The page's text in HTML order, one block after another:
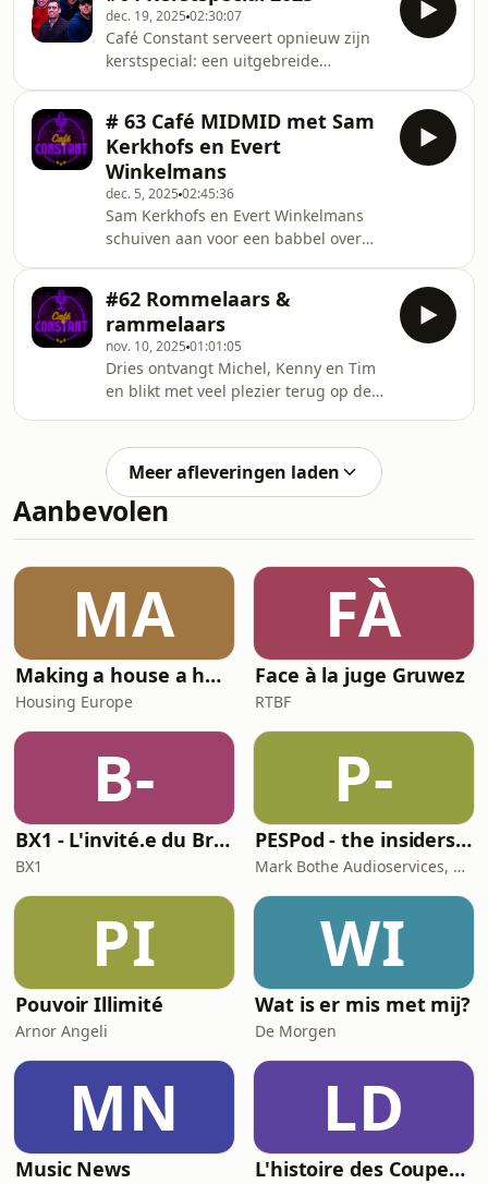
tactische knopen die Anderlecht moet
doorhakken. Michel Wuyts eert de
afscheidnemende Matias Suarez zoals
alleen hij dat kan. En Mark De Man
toont enkele legendarische shirts uit
zijn privécollectie.
dec. 19, 2025 02:30:07
Café Constant serveert opnieuw zijn
kerstspecial: een uitgebreide
daartussenin. Met Jorn Van Camp,
Michel Wuyts en Kenny De Vogelaere
in de zetel. Voor wie het voetbal ook
tijdens de feestdagen niet loslaat.
# 63 Café MIDMID met Sam
Kerkhofs en Evert
Winkelmans
dec. 5, 2025 02:45:36
Sam Kerkhofs en Evert Winkelmans
schuiven aan voor een babbel over
beslommeringen in het Belgische
voetbalmedia-landschap. Ohja, en er
is een nieuwe sponsor. Kan jij hem
ontdekken?
#62 Rommelaars &
rammelaars
nov. 10, 2025 01:01:05
Dries ontvangt Michel, Kenny en Tim
en blikt met veel plezier terug op de
Meer afleveringen laden
Aanbevolen
MA
Making a house a home
Housing Europe
FÀ
Face à la juge Gruwez
RTBF
B-
BX1 - L'invité.e du Brunch
BX1
P-
PESPod - the insiders' guide to the EU labour market
Mark Bothe Audioservices, European PES Network, David Poyser
PI
Pouvoir Illimité
Arnor Angeli
WI
Wat is er mis met mij?
De Morgen
MN
Music News
LD
L'histoire des Coupes du Monde, la géopolitique du ballon rond